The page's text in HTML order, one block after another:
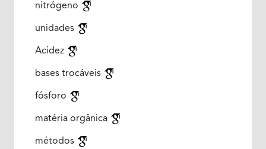
nitrógeno
unidades
Acidez
bases trocáveis
fósforo
matéria orgânica
métodos